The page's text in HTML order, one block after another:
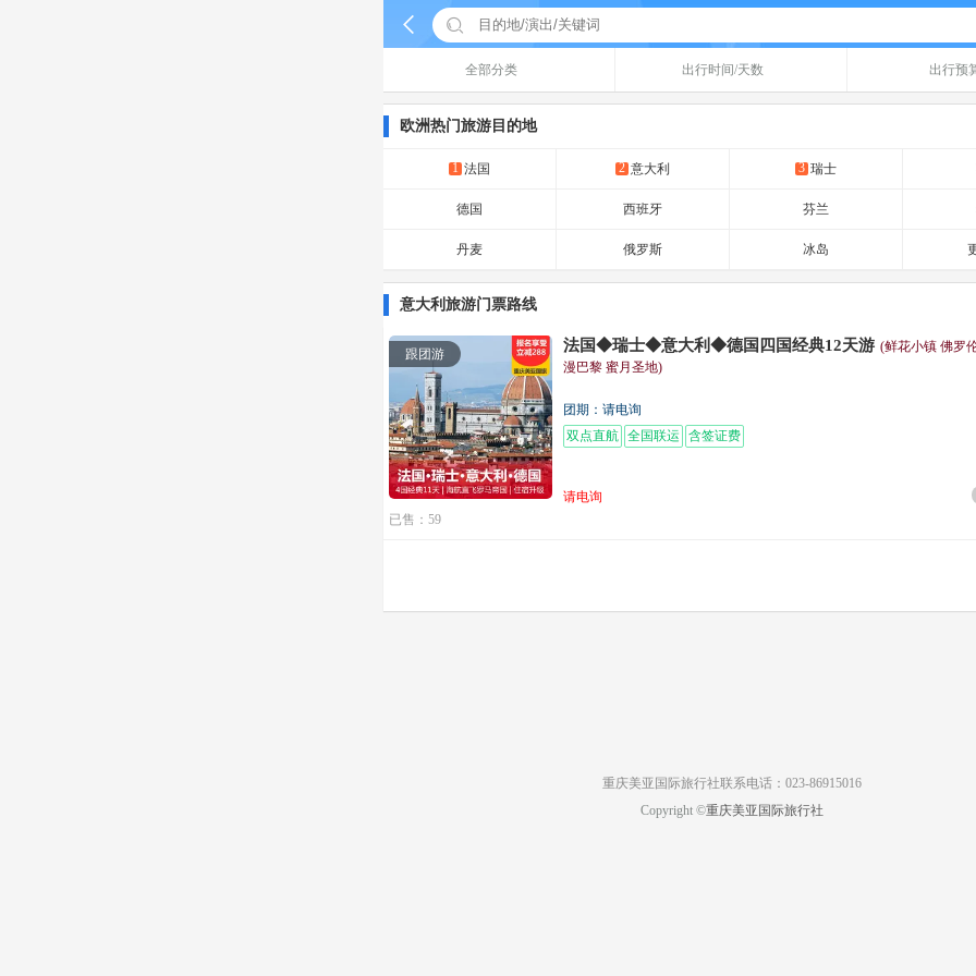
 
全部分类 出行时间/天数 出行预
欧洲热门旅游目的地
1 法国 2 意大利 3 瑞士
德国 西班牙 芬兰
丹麦 俄罗斯 冰岛
意大利旅游门票路线
跟团游 法国◆瑞士◆意大利◆德国四国经典12天游 (鲜花小镇 佛罗
漫巴黎 蜜月圣地)
团期：请电询
双点直航 全国联运 含签证费
请电询
已售：59
重庆美亚国际旅行社联系电话：023-86915016
Copyright ©重庆美亚国际旅行社